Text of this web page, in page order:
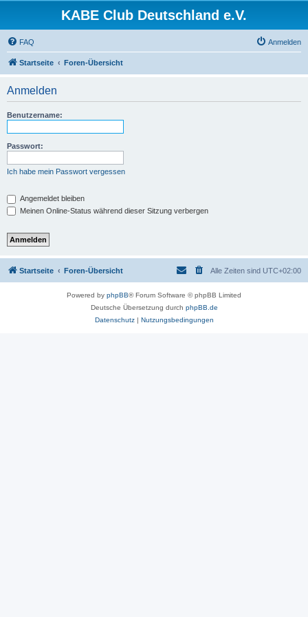
KABE Club Deutschland e.V.
FAQ Anmelden
Startseite Foren-Übersicht
Anmelden
Benutzername:
Passwort:
Ich habe mein Passwort vergessen
Angemeldet bleiben
Meinen Online-Status während dieser Sitzung verbergen
Startseite Foren-Übersicht Alle Zeiten sind UTC+02:00
Powered by phpBB® Forum Software © phpBB Limited
Deutsche Übersetzung durch phpBB.de
Datenschutz| Nutzungsbedingungen